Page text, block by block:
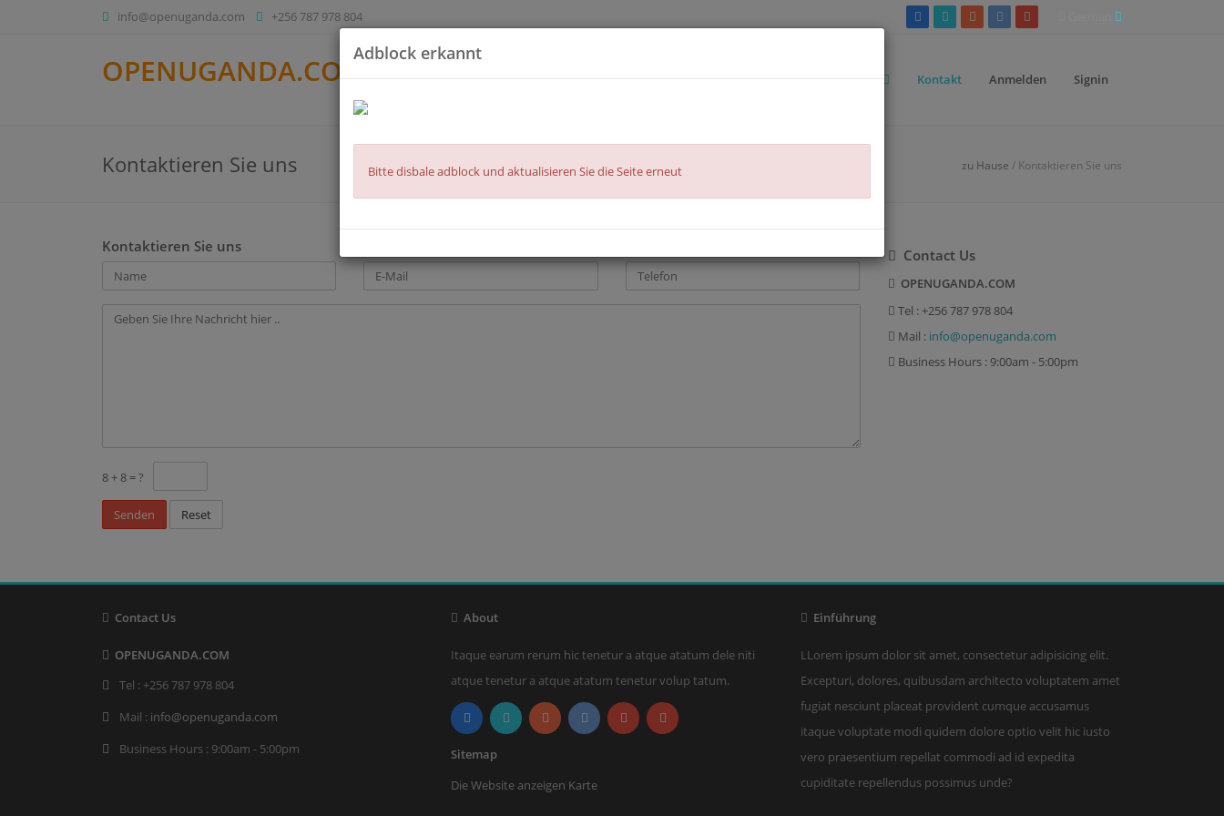
info@openuganda.com +256 787 978 804
OPENUGANDA.COM zu Hause Liste Geschäfts Erweiterte Suche Seiten Kontakt Anmelden Signin
Kontaktieren Sie uns zu Hause / Kontaktieren Sie uns
Kontaktieren Sie uns
8 + 8 = ?
Reset
Contact Us
OPENUGANDA.COM
Tel : +256 787 978 804
Mail : info@openuganda.com
Business Hours : 9:00am - 5:00pm
Contact Us
OPENUGANDA.COM
Tel : +256 787 978 804
Mail : info@openuganda.com
Business Hours : 9:00am - 5:00pm
About
Itaque earum rerum hic tenetur a atque atatum dele niti
atque tenetur a atque atatum tenetur volup tatum.
Sitemap
Die Website anzeigen Karte
Einführung
LLorem ipsum dolor sit amet, consectetur adipisicing elit.
Excepturi, dolores, quibusdam architecto voluptatem amet
fugiat nesciunt placeat provident cumque accusamus
itaque voluptate modi quidem dolore optio velit hic iusto
vero praesentium repellat commodi ad id expedita
cupiditate repellendus possimus unde?
Adblock erkannt
Bitte disbale adblock und aktualisieren Sie die Seite erneut